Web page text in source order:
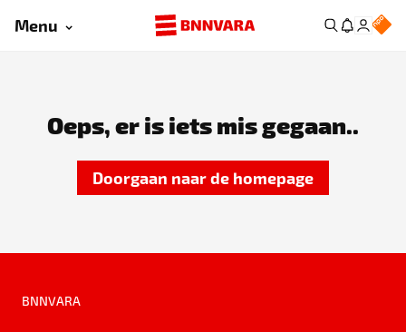
Menu
Oeps, er is iets mis gegaan..
Doorgaan naar de homepage
BNNVARA